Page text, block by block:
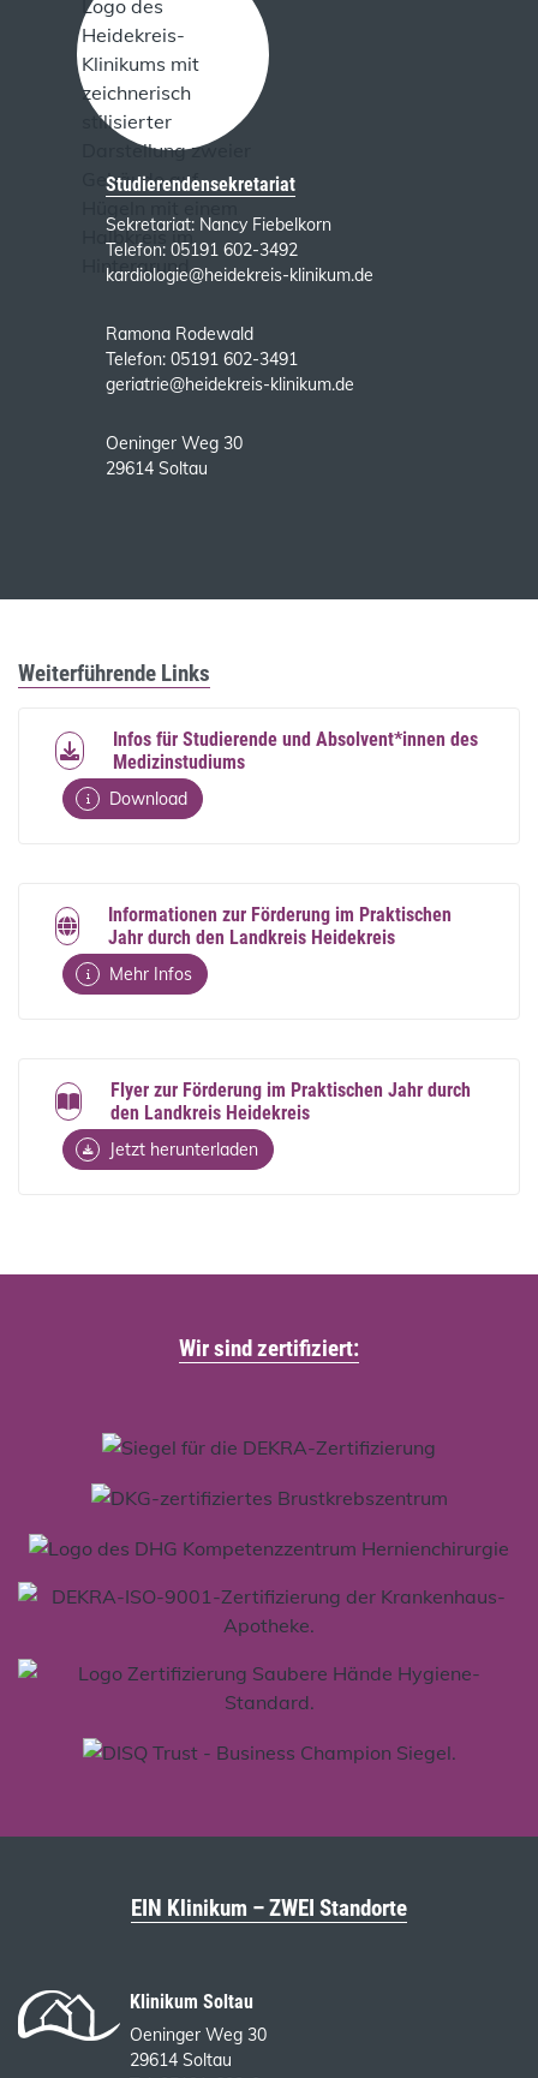
Studierendensekretariat
Sekretariat: Nancy Fiebelkorn
Telefon: 05191 602-3492
kardiologie@heidekreis-klinikum.de
Ramona Rodewald
Telefon: 05191 602-3491
geriatrie@heidekreis-klinikum.de
Oeninger Weg 30
29614 Soltau
Weiterführende Links
Infos für Studierende und Absolvent*innen des
Medizinstudiums
Download
Informationen zur Förderung im Praktischen
Jahr durch den Landkreis Heidekreis
Mehr Infos
Flyer zur Förderung im Praktischen Jahr durch
den Landkreis Heidekreis
Jetzt herunterladen
Wir sind zertifiziert:
EIN Klinikum – ZWEI Standorte
Klinikum Soltau
Oeninger Weg 30
29614 Soltau